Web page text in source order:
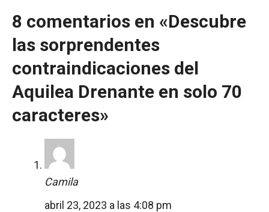
8 comentarios en «Descubre
las sorprendentes
contraindicaciones del
Aquilea Drenante en solo 70
caracteres»
Camila
abril 23, 2023 a las 4:08 pm